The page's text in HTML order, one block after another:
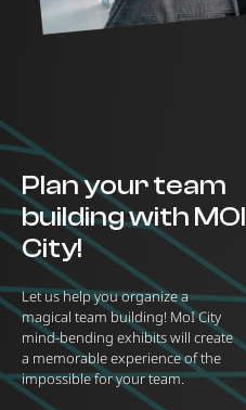
Plan your team
building with MOI
City!
Let us help you organize a
magical team building! MoI City
mind-bending exhibits will create
a memorable experience of the
impossible for your team.